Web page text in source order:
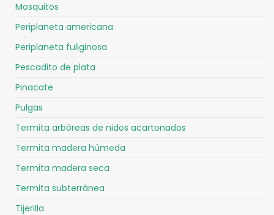
Mosquitos
Periplaneta americana
Periplaneta fuliginosa
Pescadito de plata
Pinacate
Pulgas
Termita arbóreas de nidos acartonados
Termita madera húmeda
Termita madera seca
Termita subterránea
Tijerilla